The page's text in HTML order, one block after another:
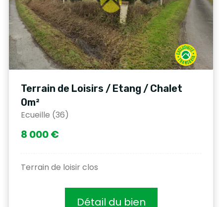
Terrain de Loisirs / Etang / Chalet
0m²
Ecueille (36)
8 000 €
Terrain de loisir clos
Détail du bien